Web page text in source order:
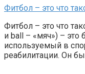
Фитбол – это что
Фитбол – это что
и ball – «мяч») – это
используемый в
реабилитации. Он